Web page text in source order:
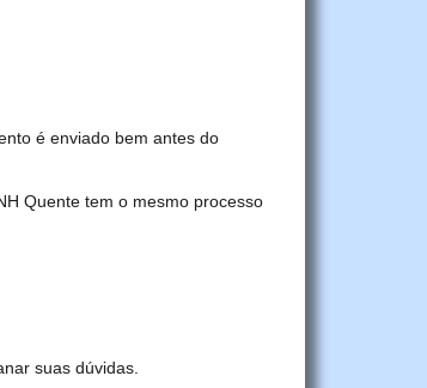
é enviado bem antes do
Quente tem o mesmo processo
suas dúvidas.